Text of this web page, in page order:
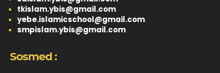
tkislam.ybis@gmail.com
yebe.islamicschool@gmail.com
smpislam.ybis@gmail.com
Sosmed :